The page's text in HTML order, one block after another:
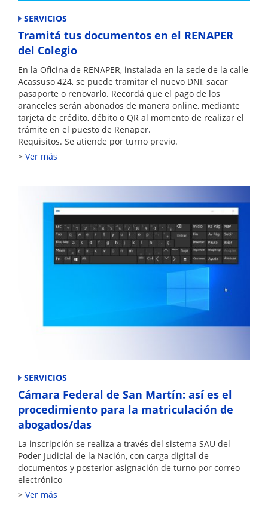
SERVICIOS
Tramitá tus documentos en el RENAPER
del Colegio
En la Oficina de RENAPER, instalada en la sede de la calle
Acassuso 424, se puede tramitar el nuevo DNI, sacar
pasaporte o renovarlo. Recordá que el pago de los
aranceles serán abonados de manera online, mediante
tarjeta de crédito, débito o QR al momento de realizar el
trámite en el puesto de Renaper.
Requisitos. Se atiende por turno previo.
Ver más
SERVICIOS
Cámara Federal de San Martín: así es el
procedimiento para la matriculación de
abogados/das
La inscripción se realiza a través del sistema SAU del
Poder Judicial de la Nación, con carga digital de
documentos y posterior asignación de turno por correo
electrónico
Ver más